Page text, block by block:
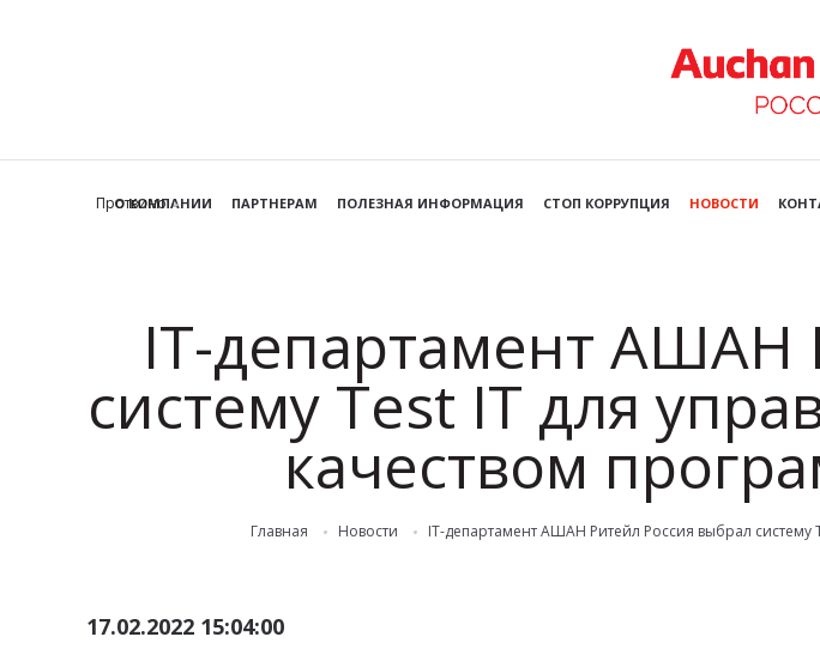
Протвино
О КОМПАНИИ ПАРТНЕРАМ ПОЛЕЗНАЯ ИНФОРМАЦИЯ СТОП КОРРУПЦИЯ НОВОСТИ
IT-департамент АШАН
систему Test IT для
качеством
Главная Новости IT-департамент АШАН Ритейл Россия выбрал систему
17.02.2022 15:04:00